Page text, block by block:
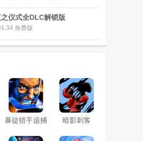
仪式全DLC解锁版
免费版
暴徒猎手追捕
内置菜单版
暗影刺客
3d(Super